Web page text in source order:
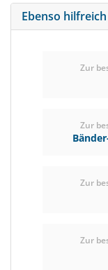
Ebenso
Zur
Zur
Zur
Zur